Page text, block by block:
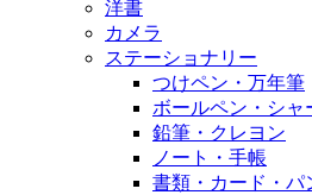
洋書
カメラ
ステーショナリー
つけペン・万年筆
ボールペン・シャ
鉛筆・クレヨン
ノート・手帳
書類・カード・パ